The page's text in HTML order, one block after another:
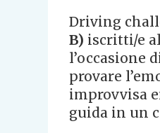
Driving
B) iscritti/e
l’occasione
provare
improvvisa
guida in un